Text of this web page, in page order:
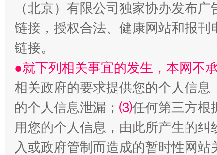
揭开“小金库”的免责幌子
（北京）有限公司独家协办发布
链接，授权合法、健康网站和报
链接。
●就下列相关事宜的发生，本网不
相关政府的要求提供您的个人信息
的个人信息泄漏； ⑶任何第三方根
用您的个人信息，由此所产生的纠
入或政府管制而造成的暂时性网